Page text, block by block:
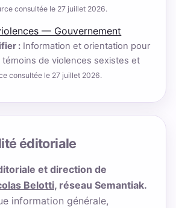
consultée le 27 juillet 2026.
— Gouvernement
: Information et orientation pour
témoins de violences sexistes et
consultée le 27 juillet 2026.
éditoriale
et direction de
Belotti, réseau Semantiak.
information générale,